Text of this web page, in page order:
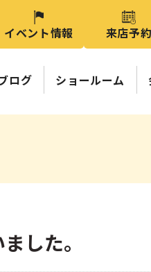
イベント情報 来店予約
ログ ショールーム
した。